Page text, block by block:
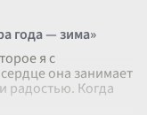
года — зима»
я с
она занимает
радостью. Когда